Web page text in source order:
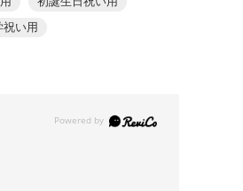
祝い用